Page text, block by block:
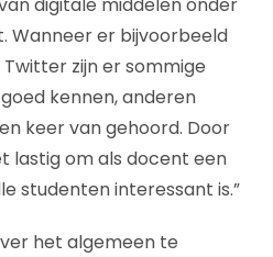
Wanneer er bijvoorbeeld
zijn er sommige
kennen, anderen
keer van gehoord. Door
lastig om als docent een
studenten interessant is.”
het algemeen te